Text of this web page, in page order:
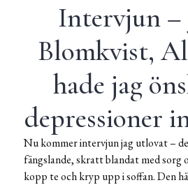
Intervjun –
Blomkvist,
hade jag
depressioner
Nu kommer intervjun jag utlovat –
fängslande, skratt blandat med sorg
kopp te och kryp upp i soffan. Den